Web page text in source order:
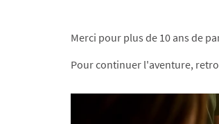
Merci pour plus de 10 ans de
Pour continuer l'aventure,